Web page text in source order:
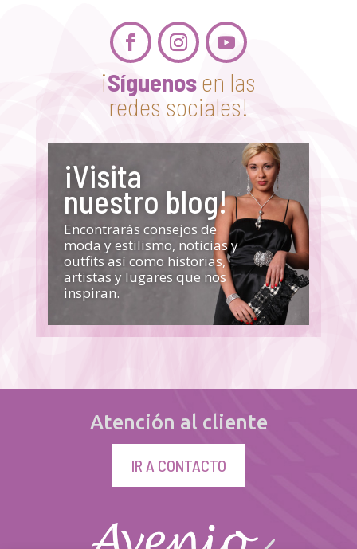
¡Síguenosen las
redes sociales!
¡Visita
nuestro blog!
Encontrarás consejos de
moda y estilismo, noticias y
outfits así como historias,
artistas y lugares que nos
inspiran.
Atención al cliente
IR A CONTACTO